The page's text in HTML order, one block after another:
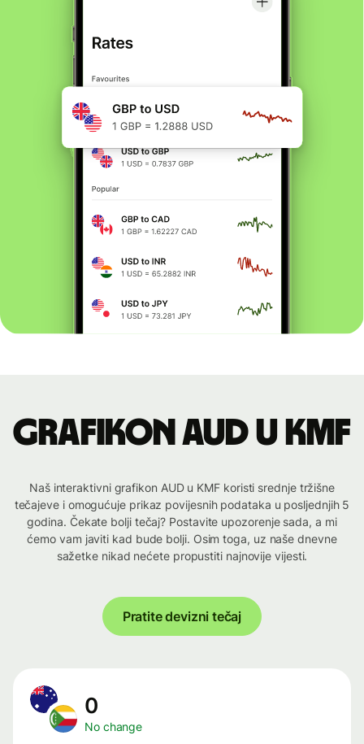
Grafikon AUD u KMF
Naš interaktivni grafikon AUD u KMF koristi srednje tržišne
tečajeve i omogućuje prikaz povijesnih podataka u posljednjih 5
godina. Čekate bolji tečaj? Postavite upozorenje sada, a mi
ćemo vam javiti kad bude bolji. Osim toga, uz naše dnevne
sažetke nikad nećete propustiti najnovije vijesti.
Pratite devizni tečaj
0
No change